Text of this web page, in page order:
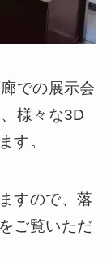
での展示会
様々な3D
す。
すので、落
ご覧いただ